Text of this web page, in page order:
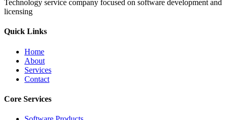
Technology service company focused on software development and
licensing
Quick Links
Home
About
Services
Contact
Core Services